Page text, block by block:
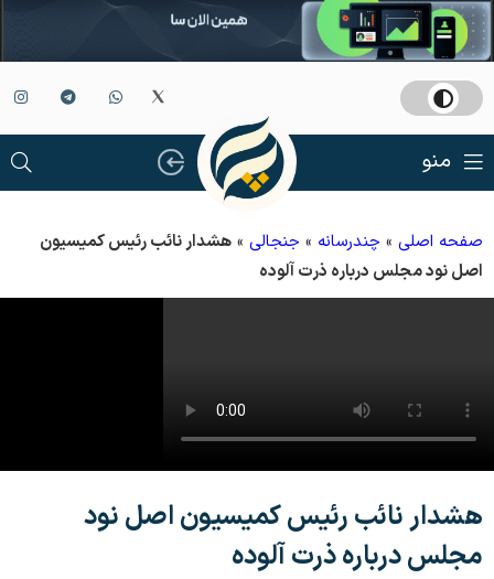
منو
صفحه اصلی » چندرسانه » جنجالی » هشدار نائب رئیس کمیسیون
اصل نود مجلس درباره ذرت آلوده
هشدار نائب رئیس کمیسیون اصل نود
مجلس درباره ذرت آلوده